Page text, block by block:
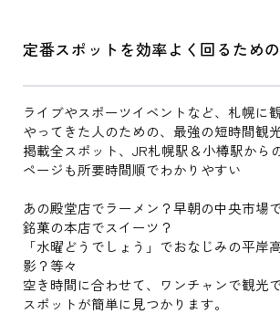
定番スポットを効率よく回るため
ライブやスポーツイベントなど、札幌に
やってきた人のための、最強の短時間観
掲載全スポット、JR札幌駅＆小樽駅から
ページも所要時間順でわかりやすい
あの殿堂店でラーメン？早朝の中央市場
銘菓の本店でスイーツ？
「水曜どうでしょう」でおなじみの平岸
影？等々
空き時間に合わせて、ワンチャンで観光
スポットが簡単に見つかります。